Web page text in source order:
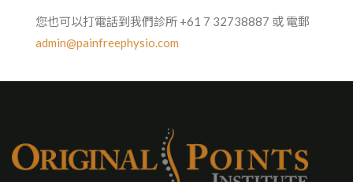
您也可以打電話到我們診所 +61 7 32738887 或 電郵
admin@painfreephysio.com